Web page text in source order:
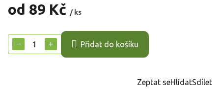
od 89 Kč / ks
cena:
+
− Přidat do košíku
Zeptat seHlídatSdílet